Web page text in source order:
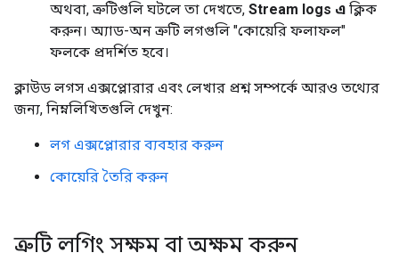
অথবা, ত্রুটিগুলি ঘটলে তা দেখতে, Stream logs এ ক্লিক
করুন। অ্যাড-অন ত্রুটি লগগুলি "কোয়েরি ফলাফল"
ফলকে প্রদর্শিত হবে।
ক্লাউড লগস এক্সপ্লোরার এবং লেখার প্রশ্ন সম্পর্কে আরও তথ্যের
জন্য, নিম্নলিখিতগুলি দেখুন:
লগ এক্সপ্লোরার ব্যবহার করুন
কোয়েরি তৈরি করুন
ত্রুটি লগিং সক্ষম বা অক্ষম করুন